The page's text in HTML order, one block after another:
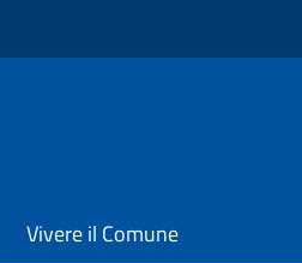
Vivere il Comune